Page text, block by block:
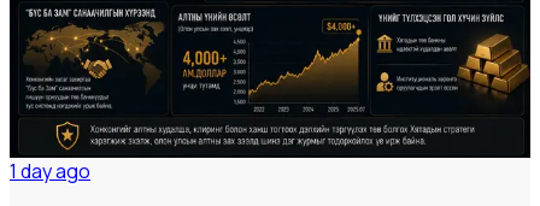
1 day ago